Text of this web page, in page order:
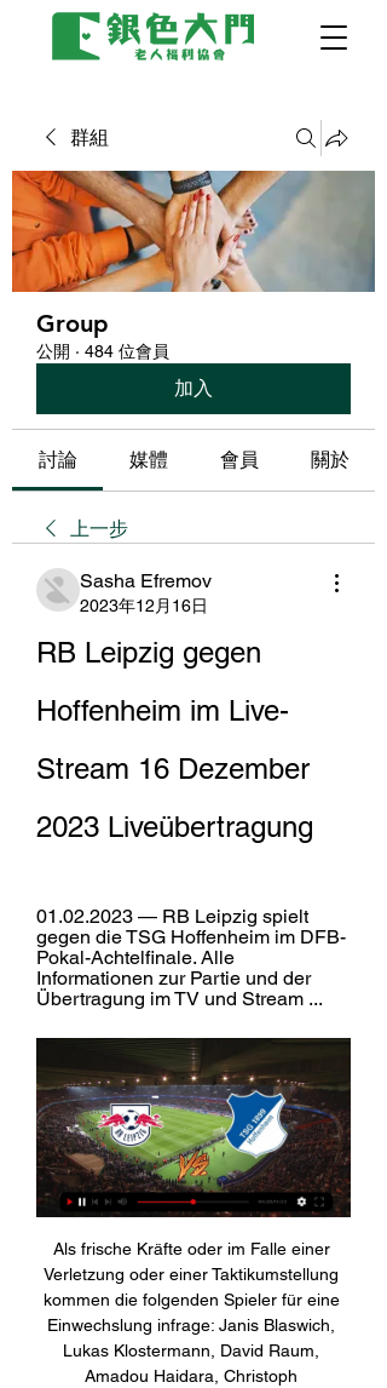
群組
Group
公開 · 484 位會員
加入
討論 媒體 會員 關於
上一步
Sasha Efremov
2023年12月16日
RB Leipzig gegen
Hoffenheim im Live-
Stream 16 Dezember
2023 Liveübertragung
01.02.2023 — RB Leipzig spielt
gegen die TSG Hoffenheim im DFB-
Pokal-Achtelfinale. Alle
Informationen zur Partie und der
Übertragung im TV und Stream ...
Als frische Kräfte oder im Falle einer
Verletzung oder einer Taktikumstellung
kommen die folgenden Spieler für eine
Einwechslung infrage: Janis Blaswich,
Lukas Klostermann, David Raum,
Amadou Haidara, Christoph